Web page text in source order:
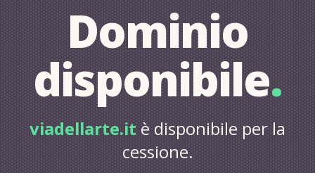
Dominio
disponibile.
viadellarte.itè disponibile per la
cessione.